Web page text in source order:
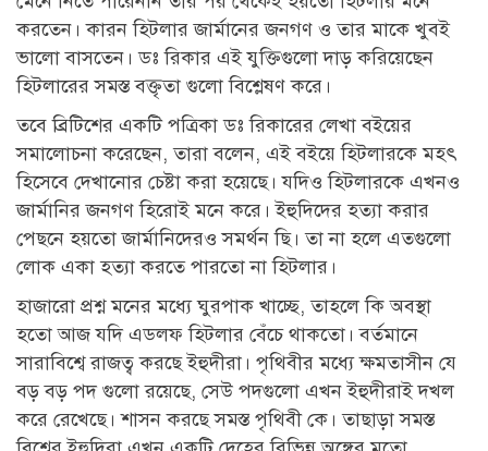
করতেন। কারন হিটলার জার্মানের জনগণ ও তার মাকে খুবই
ভালো বাসতেন। ডঃ রিকার এই যুক্তিগুলো দাড় করিয়েছেন
হিটলারের সমস্ত বক্তৃতা গুলো বিশ্লেষণ করে।
তবে ব্রিটিশের একটি পত্রিকা ডঃ রিকারের লেখা বইয়ের
সমালোচনা করেছেন, তারা বলেন, এই বইয়ে হিটলারকে মহৎ
হিসেবে দেখানোর চেষ্টা করা হয়েছে। যদিও হিটলারকে এখনও
জার্মানির জনগণ হিরোই মনে করে। ইহুদিদের হত্যা করার
পেছনে হয়তো জার্মানিদেরও সমর্থন ছি। তা না হলে এতগুলো
লোক একা হত্যা করতে পারতো না হিটলার।
হাজারো প্রশ্ন মনের মধ্যে ঘুরপাক খাচ্ছে, তাহলে কি অবস্থা
হতো আজ যদি এডলফ হিটলার বেঁচে থাকতো। বর্তমানে
সারাবিশ্বে রাজত্ব করছে ইহুদীরা। পৃথিবীর মধ্যে ক্ষমতাসীন যে
বড় বড় পদ গুলো রয়েছে, সেউ পদগুলো এখন ইহুদীরাই দখল
করে রেখেছে। শাসন করছে সমস্ত পৃথিবী কে। তাছাড়া সমস্ত